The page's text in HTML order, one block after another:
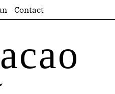
Contact